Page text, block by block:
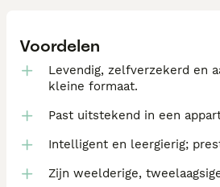
Voordelen
Levendig, zelfverzekerd en
kleine formaat.
Past uitstekend in een
Intelligent en leergierig;
Zijn weelderige,